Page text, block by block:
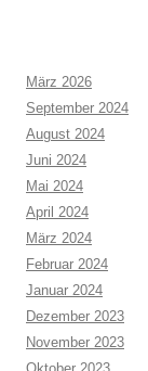
März 2026
September 2024
August 2024
Juni 2024
Mai 2024
April 2024
März 2024
Februar 2024
Januar 2024
Dezember 2023
November 2023